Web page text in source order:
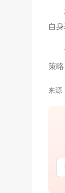
自
策
来源